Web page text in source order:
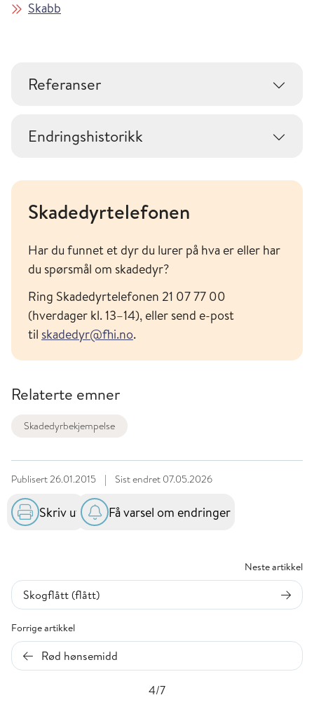
Skabb
Referanser
Endringshistorikk
Skadedyrtelefonen
Har du funnet et dyr du lurer på hva er eller har
du spørsmål om skadedyr?
Ring Skadedyrtelefonen 21 07 77 00
(hverdager kl. 13–14), eller send e-post
til skadedyr@fhi.no.
Relaterte emner
Skadedyrbekjempelse
Publisert26.01.2015 | Sist endret 07.05.2026
Skriv ut Få varsel om endringer
Forrige artikkel
Rød hønsemidd
4/7
Neste artikkel
Skogflått (flått)